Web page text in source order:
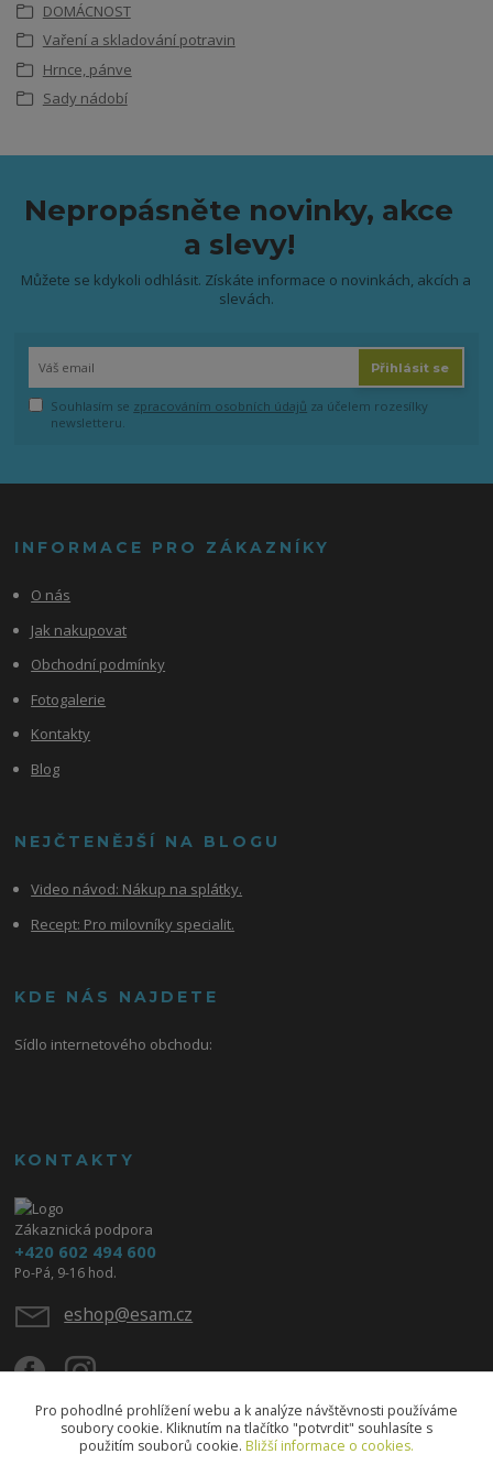
DOMÁCNOST
Vaření a skladování potravin
Hrnce, pánve
Sady nádobí
Nepropásněte novinky, akce
a slevy!
Můžete se kdykoli odhlásit. Získáte informace o novinkách, akcích a
slevách.
Přihlásit se
Souhlasím se zpracováním osobních údajů za účelem rozesílky
newsletteru.
INFORMACE PRO ZÁKAZNÍKY
O nás
Jak nakupovat
Obchodní podmínky
Fotogalerie
Kontakty
Blog
NEJČTENĚJŠÍ NA BLOGU
Video návod: Nákup na splátky.
Recept: Pro milovníky specialit.
KDE NÁS NAJDETE
Sídlo internetového obchodu:
KONTAKTY
Zákaznická podpora
+420 602 494 600
Po-Pá, 9-16 hod.
eshop@esam.cz
Pro pohodlné prohlížení webu a k analýze návštěvnosti používáme
soubory cookie. Kliknutím na tlačítko "potvrdit" souhlasíte s
použitím souborů cookie. Bližší informace o cookies.